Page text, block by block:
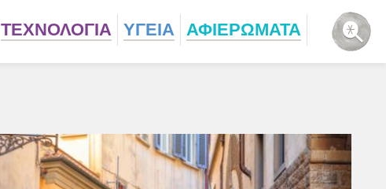
ΤΕΧΝΟΛΟΓΙΑ ΥΓΕΙΑ ΑΦΙΕΡΩΜΑΤΑ